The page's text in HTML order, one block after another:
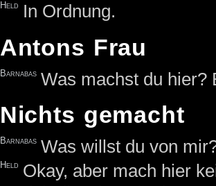
Held In Ordnung.
Antons Frau
Barnabas Was machst du hier?
Nichts gemacht
Barnabas Was willst du von
Held Okay, aber mach hier